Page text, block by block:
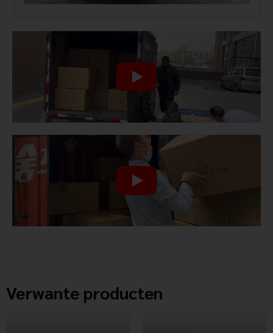
Verwante producten